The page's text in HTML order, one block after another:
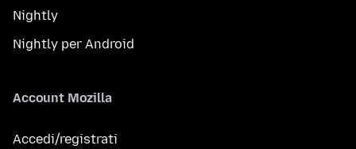
Nightly
Nightly per Android
Account Mozilla
Accedi/registrati